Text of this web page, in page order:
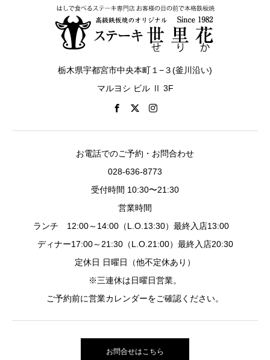
栃木県宇都宮市中央本町１−３(釜川沿い)
マルヨシ ビル Ⅱ 3F
お電話でのご予約・お問合わせ
028-636-8773
受付時間 10:30〜21:30
営業時間
ランチ 12:00～14:00（L.O.13:30）最終入店13:00
ディナー17:00～21:30（L.O.21:00）最終入店20:30
定休日 日曜日（他不定休あり）
※三連休は日曜日営業。
ご予約前に営業カレンダーをご確認ください。
お問合せはこちら